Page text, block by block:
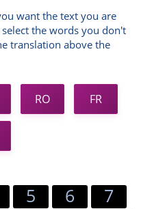
want the text you are
the words you don't
translation above the
RO FR
5 6
7